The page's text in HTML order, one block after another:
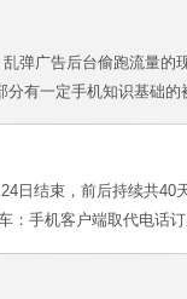
弹广告后台偷跑流量
有一定手机知识基础
日结束，前后持续共
：手机客户端取代电话